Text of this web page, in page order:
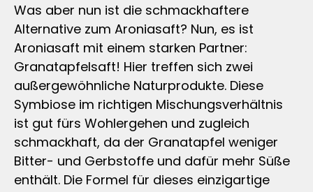
Was aber nun ist die schmackhaftere
Alternative zum Aroniasaft? Nun, es ist
Aroniasaft mit einem starken Partner:
Granatapfelsaft! Hier treffen sich zwei
außergewöhnliche Naturprodukte. Diese
Symbiose im richtigen Mischungsverhältnis
ist gut fürs Wohlergehen und zugleich
schmackhaft, da der Granatapfel weniger
Bitter- und Gerbstoffe und dafür mehr Süße
enthält. Die Formel für dieses einzigartige